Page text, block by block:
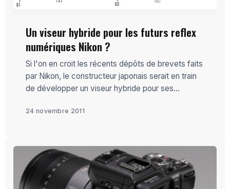
Un viseur hybride pour les futurs reflex
numériques Nikon ?
Si l'on en croit les récents dépôts de brevets faits
par Nikon, le constructeur japonais serait en train
de développer un viseur hybride pour ses...
24 novembre 2011